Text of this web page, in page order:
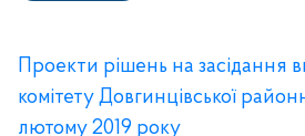
Проекти рішень на засідання
комітету Довгинцівської
лютому 2019 року